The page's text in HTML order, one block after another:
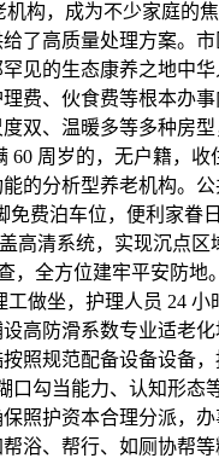
构，成为不少家庭的
了高质量处理方案。
见的生态康养之地中
费、伙食费等根本办
双、温暖多等多种房
周岁的，无户籍，
的分析型养老机构。
费泊车位，便利家
高清系统，实现沉点
，全方位建牢平安防
做坐，护理人员 24
高防滑系数专业适老
照规范配备设备设备
勾当能力、认知形
照护资本合理分派，
浴、帮行、如厕协帮